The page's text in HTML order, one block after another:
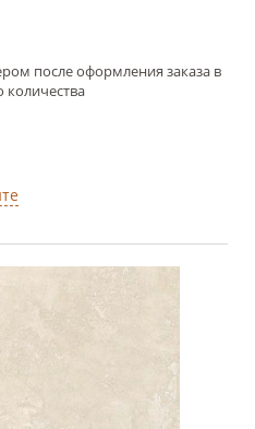
после оформления заказа в
количества